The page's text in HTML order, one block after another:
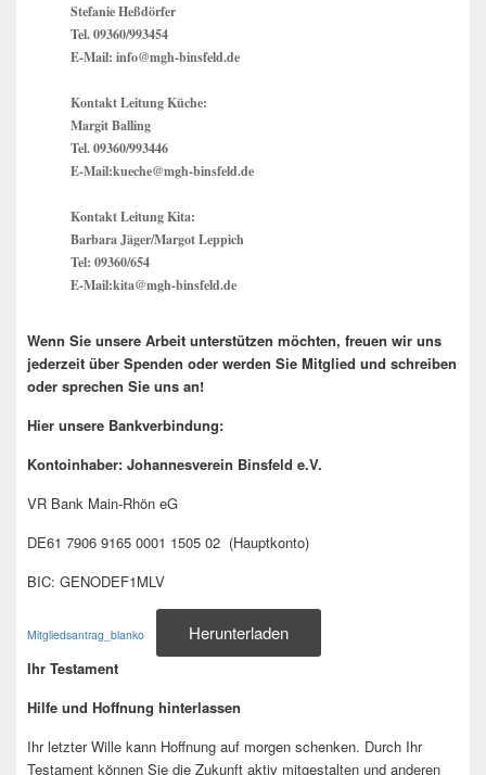
Stefanie Heßdörfer
Tel. 09360/993454
E-Mail: info@mgh-binsfeld.de
Kontakt Leitung Küche:
Margit Balling
Tel. 09360/993446
E-Mail:kueche@mgh-binsfeld.de
Kontakt Leitung Kita:
Barbara Jäger/Margot Leppich
Tel: 09360/654
E-Mail:kita@mgh-binsfeld.de
Wenn Sie unsere Arbeit unterstützen möchten, freuen wir uns
jederzeit über Spenden oder werden Sie Mitglied und schreiben
oder sprechen Sie uns an!
Hier unsere Bankverbindung:
Kontoinhaber: Johannesverein Binsfeld e.V.
VR Bank Main-Rhön eG
DE61 7906 9165 0001 1505 02 (Hauptkonto)
BIC: GENODEF1MLV
Mitgliedsantrag_blanko Herunterladen
Ihr Testament
Hilfe und Hoffnung hinterlassen
Ihr letzter Wille kann Hoffnung auf morgen schenken. Durch Ihr
Testament können Sie die Zukunft aktiv mitgestalten und anderen